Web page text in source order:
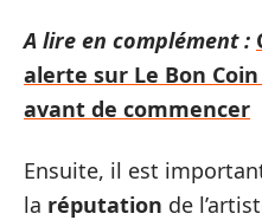
A lire en complément :
alerte sur Le Bon
avant de commencer
Ensuite, il est
la réputation de